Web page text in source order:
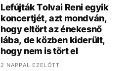
Lefújták Tolvai Reni egyik
koncertjét, azt mondván,
hogy eltört az énekesnő
lába, de közben kiderült,
hogy nem is tört el
2 NAPPAL EZELŐTT